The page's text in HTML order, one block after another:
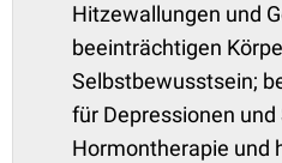
Hitzewallungen und
beeinträchtigen
Selbstbewusstsein;
für Depressionen
Hormontherapie und